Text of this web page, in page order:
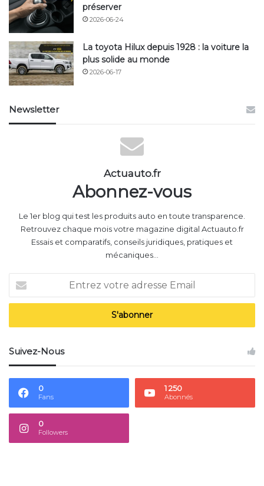
préserver
2026-06-24
La toyota Hilux depuis 1928 : la voiture la
plus solide au monde
2026-06-17
Newsletter
Actuauto.fr
Abonnez-vous
Le 1er blog qui test les produits auto en toute transparence.
Retrouvez chaque mois votre magazine digital Actuauto.fr
Essais et comparatifs, conseils juridiques, pratiques et
mécaniques...
votre
adresse
Suivez-Nous
0
Fans
1 250
Abonnés
0
Followers